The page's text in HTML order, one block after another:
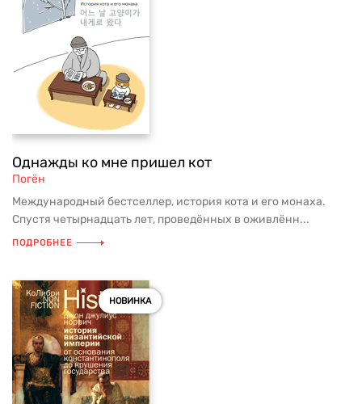
Однажды ко мне пришел кот
Погён
Международный бестселлер, история кота и его монаха.
Спустя четырнадцать лет, проведённых в оживлённ...
ПОДРОБНЕЕ
НОВИНКА